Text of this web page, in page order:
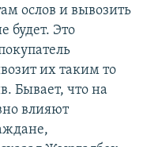
ослов и вывозить
будет. Это
их таким то
Бывает, что на
влияют